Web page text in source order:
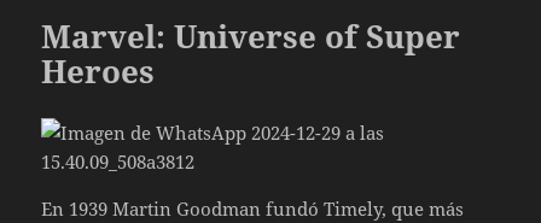
Marvel: Universe of Super
Heroes
En 1939 Martin Goodman fundó Timely, que más